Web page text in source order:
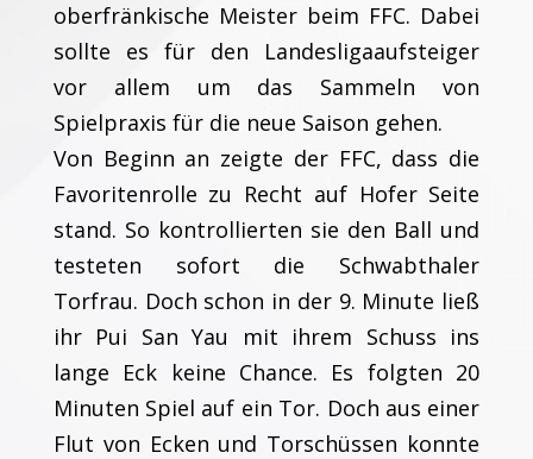
oberfränkische Meister beim FFC. Dabei
sollte es für den Landesligaaufsteiger
vor allem um das Sammeln von
Spielpraxis für die neue Saison gehen.
Von Beginn an zeigte der FFC, dass die
Favoritenrolle zu Recht auf Hofer Seite
stand. So kontrollierten sie den Ball und
testeten sofort die Schwabthaler
Torfrau. Doch schon in der 9. Minute ließ
ihr Pui San Yau mit ihrem Schuss ins
lange Eck keine Chance. Es folgten 20
Minuten Spiel auf ein Tor. Doch aus einer
Flut von Ecken und Torschüssen konnte